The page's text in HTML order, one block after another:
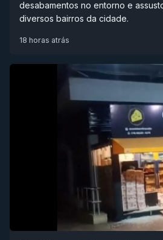
desabamentos no entorno e
diversos bairros da cidade.
18 horas atrás